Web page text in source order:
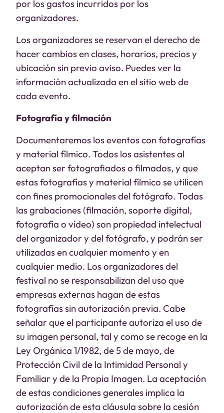
por los gastos incurridos por los
organizadores.
Los organizadores se reservan el derecho de
hacer cambios en clases, horarios, precios y
ubicación sin previo aviso. Puedes ver la
información actualizada en el sitio web de
cada evento.
Fotografía y filmación
Documentaremos los eventos con fotografías
y material fílmico. Todos los asistentes al
aceptan ser fotografiados o filmados, y que
estas fotografías y material fílmico se utilicen
con fines promocionales del fotógrafo. Todas
las grabaciones (filmación, soporte digital,
fotografía o vídeo) son propiedad intelectual
del organizador y del fotógrafo, y podrán ser
utilizadas en cualquier momento y en
cualquier medio. Los organizadores del
festival no se responsabilizan del uso que
empresas externas hagan de estas
fotografías sin autorización previa. Cabe
señalar que el participante autoriza el uso de
su imagen personal, tal y como se recoge en la
Ley Orgánica 1/1982, de 5 de mayo, de
Protección Civil de la Intimidad Personal y
Familiar y de la Propia Imagen. La aceptación
de estas condiciones generales implica la
autorización de esta cláusula sobre la cesión